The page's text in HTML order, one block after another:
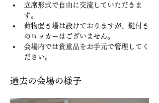
立席形式で自由に交流していただきま
す。
荷物置き場は設けておりますが、鍵付き
のロッカーはございません。
会場内では貴重品をお手元で管理してく
ださい。
過去の会場の様子